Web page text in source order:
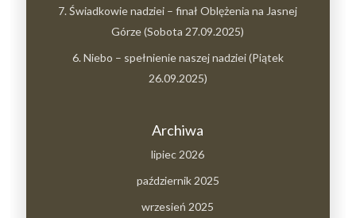
7. Świadkowie nadziei – finał Oblężenia na Jasnej
Górze (Sobota 27.09.2025)
6. Niebo – spełnienie naszej nadziei (Piątek
26.09.2025)
Archiwa
lipiec 2026
październik 2025
wrzesień 2025